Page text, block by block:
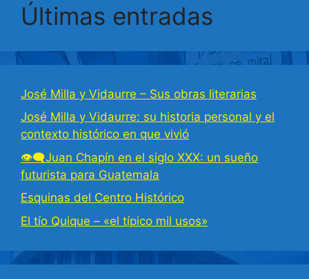
Últimas entradas
José Milla y Vidaurre – Sus obras literarias
José Milla y Vidaurre: su historia personal y el
contexto histórico en que vivió
👁‍🗨Juan Chapín en el siglo XXX: un sueño
futurista para Guatemala
Esquinas del Centro Histórico
El tío Quique – «el típico mil usos»